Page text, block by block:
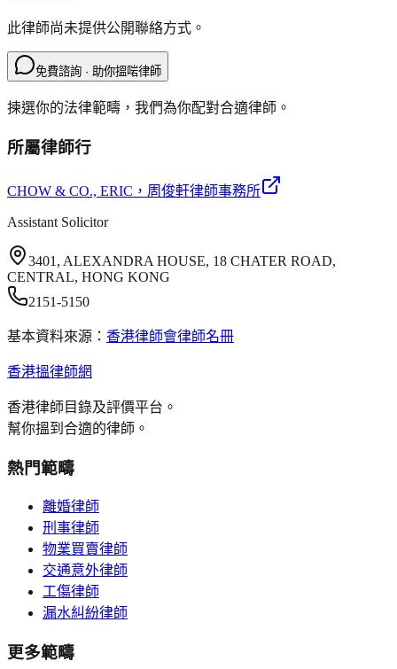
此律師尚未提供公開聯絡方式。
免費諮詢 · 助你搵啱律師
揀選你的法律範疇，我們為你配對合適律師。
所屬律師行
CHOW & CO., ERIC ，周俊軒律師事務所
Assistant Solicitor
3401, ALEXANDRA HOUSE, 18 CHATER ROAD,
CENTRAL, HONG KONG
2151-5150
基本資料來源： 香港律師會律師名冊
香港搵律師網
香港律師目錄及評價平台。
幫你搵到合適的律師。
熱門範疇
離婚律師
刑事律師
物業買賣律師
交通意外律師
工傷律師
漏水糾紛律師
更多範疇